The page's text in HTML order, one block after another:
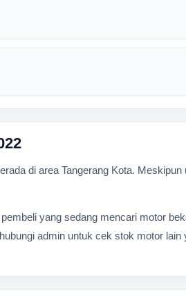
di area Tangerang Kota. Meskipun
yang sedang mencari motor
admin untuk cek stok motor lain